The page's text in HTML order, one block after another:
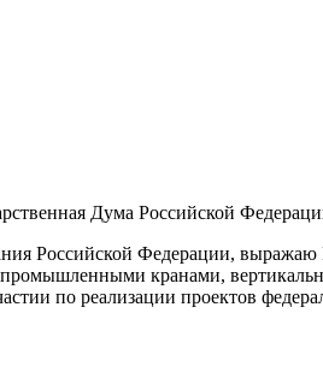
Дума Российской
Российской Федерации,
промышленными кранами,
по реализации проектов